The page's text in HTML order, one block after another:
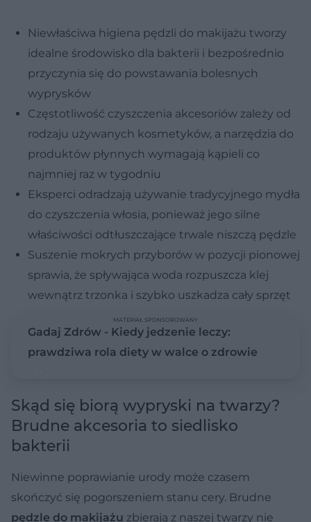
Niewłaściwa higiena pędzli do makijażu tworzy
idealne środowisko dla bakterii i bezpośrednio
przyczynia się do powstawania bolesnych
wyprysków
Częstotliwość czyszczenia akcesoriów zależy od
rodzaju używanych kosmetyków, a narzędzia do
produktów płynnych wymagają kąpieli co
najmniej raz w tygodniu
Eksperci odradzają używanie tradycyjnego mydła
do czyszczenia włosia, ponieważ jego silne
właściwości odtłuszczające trwale niszczą pędzle
Suszenie mokrych przyborów w pozycji pionowej
sprawia, że spływająca woda rozpuszcza klej
wewnątrz trzonka i szybko uszkadza cały sprzęt
Gadaj Zdrów - Kiedy jedzenie leczy:
prawdziwa rola diety w walce o zdrowie
MATERIAŁ SPONSOROWANY
Skąd się biorą wypryski na twarzy?
Brudne akcesoria to siedlisko
bakterii
Niewinne poprawianie urody może czasem
skończyć się pogorszeniem stanu cery. Brudne
pędzle do makijażu zbierają z naszej twarzy nie